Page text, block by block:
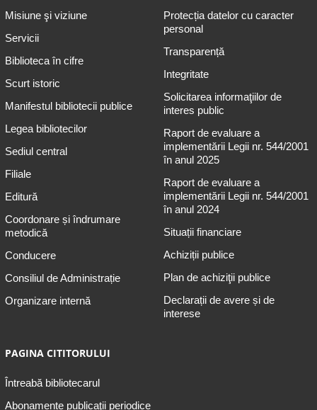
Misiune şi viziune
Servicii
Biblioteca în cifre
Scurt istoric
Manifestul bibliotecii publice
Legea bibliotecilor
Sediul central
Filiale
Editură
Coordonare și îndrumare
metodică
Conducere
Consiliul de Administrație
Organizare internă
Protecția datelor cu caracter
personal
Transparență
Integritate
Solicitarea informaţiilor de
interes public
Raport de evaluare a
implementării Legii nr. 544/2001
în anul 2025
Raport de evaluare a
implementării Legii nr. 544/2001
în anul 2024
Situații financiare
Achiziții publice
Plan de achiziţii publice
Declarații de avere și de
interese
PAGINA CITITORULUI
Întreabă bibliotecarul
Abonamente publicaţii periodice